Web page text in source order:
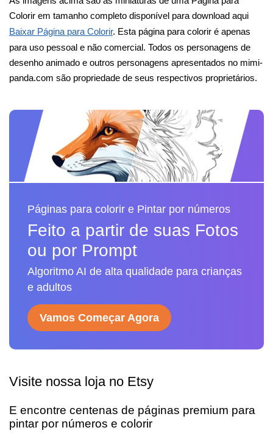
Colorir em tamanho completo disponível para download aqui
Baixar Página para Colorir. Esta página para colorir é apenas
para uso pessoal e não comercial. Todos os personagens de
desenho animado e outros personagens apresentados no mimi-
panda.com são propriedade de seus respectivos proprietários.
Páginas para colorir e Pintar por números
Feito a partir de suas Fotos
ou por Prompt
Algoritmo AI de alta qualidade para crianças
e adultos
Vamos Começar Agora
Visite nossa loja no Etsy
E encontre centenas de páginas premium para
pintar por números e colorir